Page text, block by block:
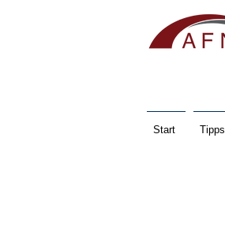
Start